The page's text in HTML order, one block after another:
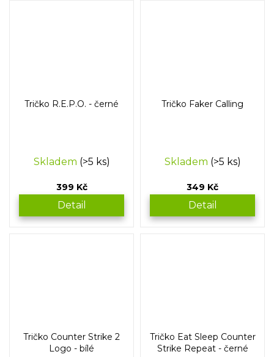
Tričko R.E.P.O. - černé
Skladem (>5 ks)
399 Kč
Detail
Tričko Faker Calling
Skladem (>5 ks)
349 Kč
Detail
Tričko Counter Strike 2
Logo - bílé
Tričko Eat Sleep Counter
Strike Repeat - černé